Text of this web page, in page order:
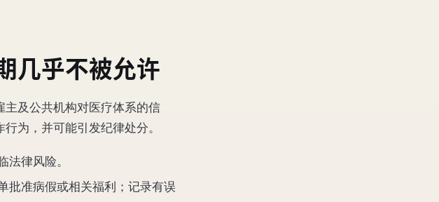
几乎不被允许
及公共机构对医疗体系的信
为，并可能引发纪律处分。
法律风险。
批准病假或相关福利；记录有误